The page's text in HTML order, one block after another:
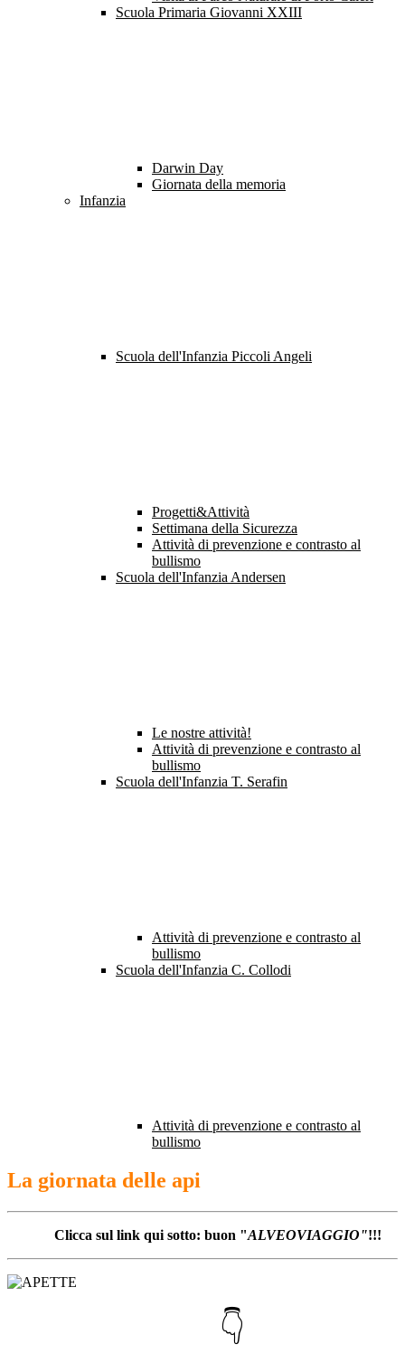
Scuola Primaria Giovanni XXIII
Darwin Day
Giornata della memoria
Infanzia
Scuola dell'Infanzia Piccoli Angeli
Progetti&Attività
Settimana della Sicurezza
Attività di prevenzione e contrasto al
bullismo
Scuola dell'Infanzia Andersen
Le nostre attività!
Attività di prevenzione e contrasto al
bullismo
Scuola dell'Infanzia T. Serafin
Attività di prevenzione e contrasto al
bullismo
Scuola dell'Infanzia C. Collodi
Attività di prevenzione e contrasto al
bullismo
La giornata delle api
Clicca sul link qui sotto: buon "ALVEOVIAGGIO"!!!
👇